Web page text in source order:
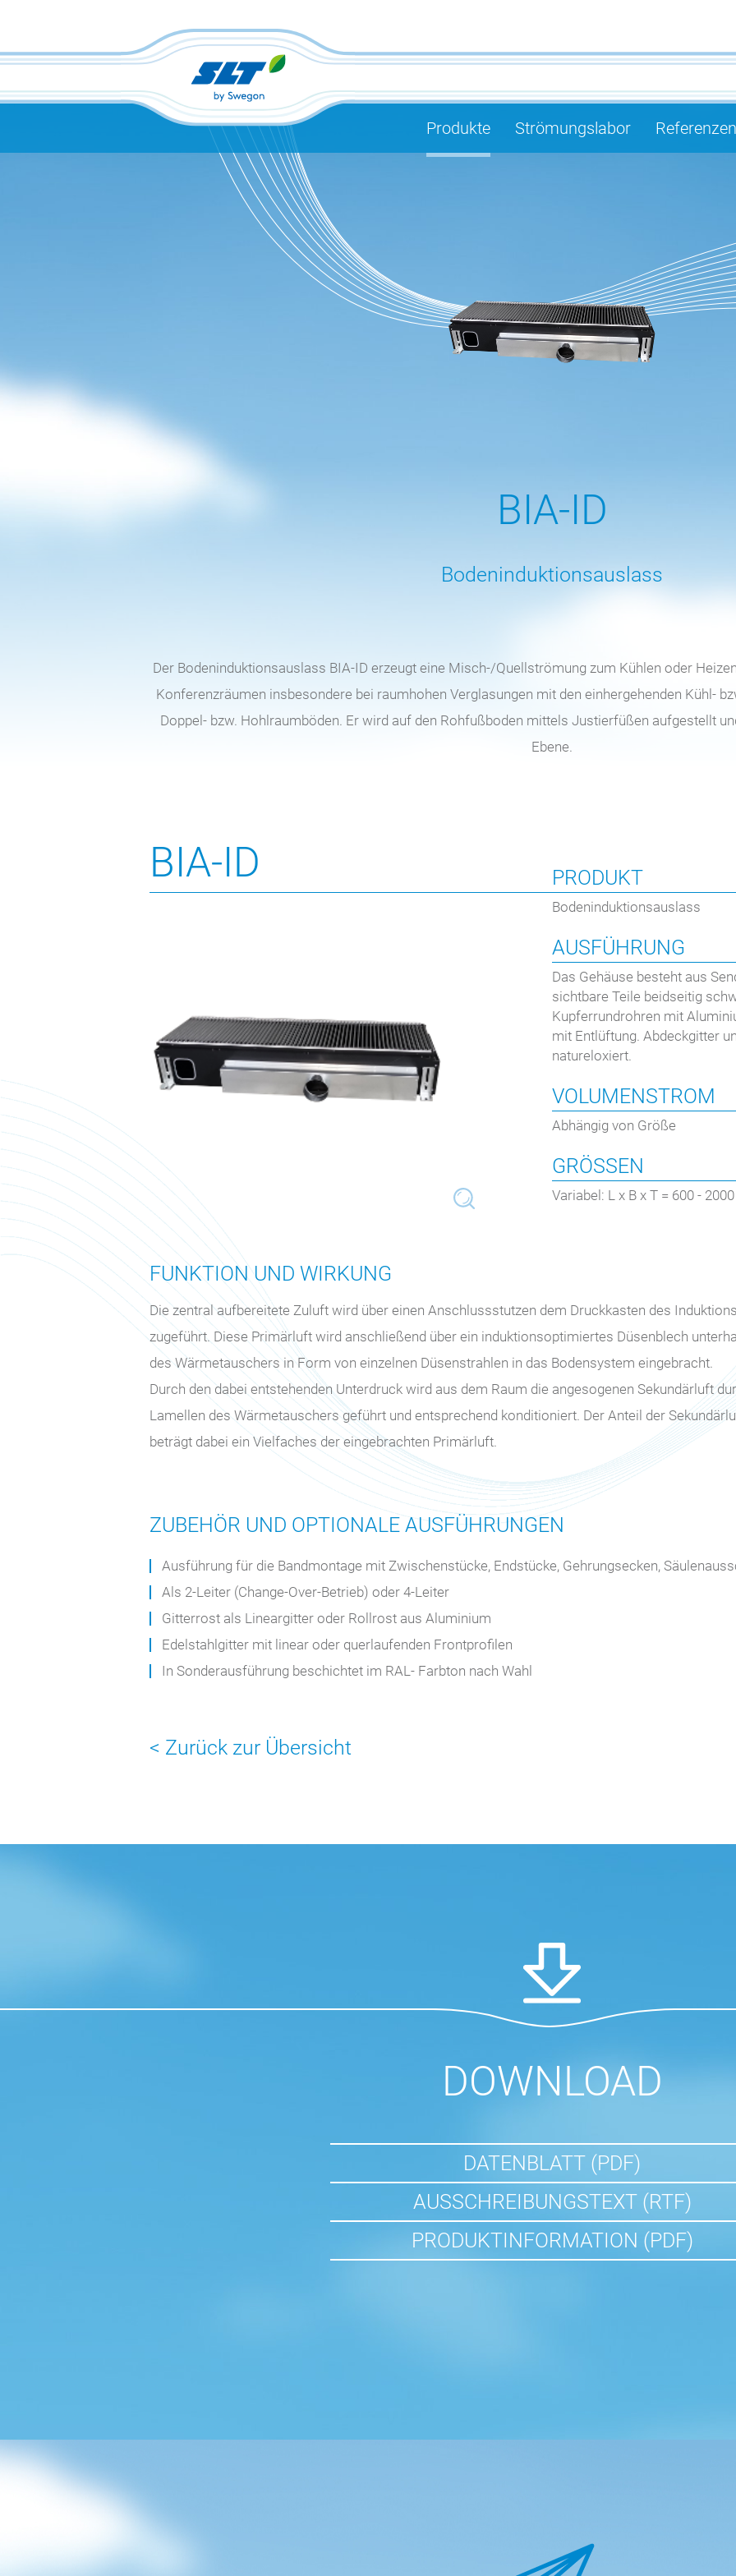
Produkte Strömungslabor Referenzen
BIA-ID
Bodeninduktionsauslass
Der Bodeninduktionsauslass BIA-ID erzeugt eine Misch-/Quellströmung zum Kühlen oder
Konferenzräumen insbesondere bei raumhohen Verglasungen mit den einhergehenden Kühl-
Doppel- bzw. Hohlraumböden. Er wird auf den Rohfußboden mittels Justierfüßen aufgestellt
Ebene.
BIA-ID PRODUKT
Bodeninduktionsauslass
AUSFÜHRUNG
Das Gehäuse besteht aus
sichtbare Teile beidseitig
Kupferrundrohren mit
mit Entlüftung. Abdeckgitter
natureloxiert.
VOLUMENSTROM
Abhängig von Größe
GRÖSSEN
Variabel: L x B x T = 600 -
FUNKTION UND WIRKUNG
Die zentral aufbereitete Zuluft wird über einen Anschlussstutzen dem Druckkasten des
zugeführt. Diese Primärluft wird anschließend über ein induktionsoptimiertes Düsenblech
des Wärmetauschers in Form von einzelnen Düsenstrahlen in das Bodensystem eingebracht.
Durch den dabei entstehenden Unterdruck wird aus dem Raum die angesogenen Sekundärluft
Lamellen des Wärmetauschers geführt und entsprechend konditioniert. Der Anteil der
beträgt dabei ein Vielfaches der eingebrachten Primärluft.
ZUBEHÖR UND OPTIONALE AUSFÜHRUNGEN
Ausführung für die Bandmontage mit Zwischenstücke, Endstücke, Gehrungsecken,
Als 2-Leiter (Change-Over-Betrieb) oder 4-Leiter
Gitterrost als Lineargitter oder Rollrost aus Aluminium
Edelstahlgitter mit linear oder querlaufenden Frontprofilen
In Sonderausführung beschichtet im RAL- Farbton nach Wahl
< Zurück zur Übersicht
DOWNLOAD
DATENBLATT (PDF)
AUSSCHREIBUNGSTEXT (RTF)
PRODUKTINFORMATION (PDF)